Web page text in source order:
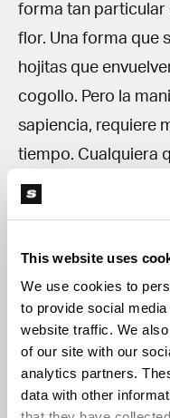
This website uses
We use cookies to
to provide social
website traffic. We
of our site with our
analytics partners.
data with other
forma tan particular
flor. Una forma que
hojitas que
cogollo. Pero la
sapiencia, requiere
tiempo. Cualquiera
que hablamos.
grande.
Manicura
Se estima que una